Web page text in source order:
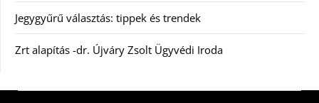
Jegygyűrű választás: tippek és trendek
Zrt alapítás -dr. Újváry Zsolt Ügyvédi Iroda